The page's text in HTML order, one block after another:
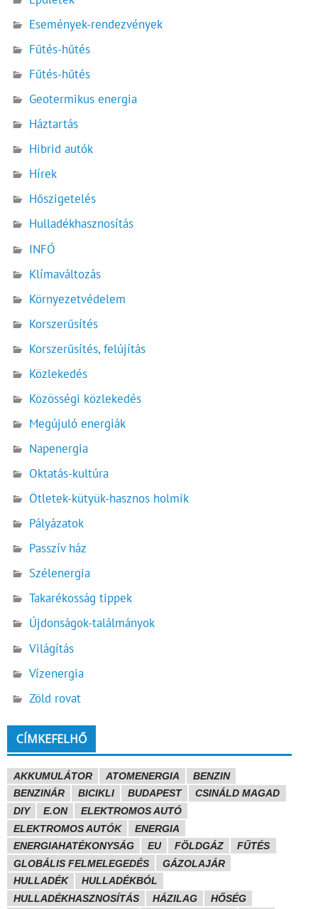
Események-rendezvények
Fűtés-hűtés
Fűtés-hűtés
Geotermikus energia
Háztartás
Hibrid autók
Hírek
Hőszigetelés
Hulladékhasznosítás
INFÓ
Klímaváltozás
Környezetvédelem
Korszerűsítés
Korszerűsítés, felújítás
Közlekedés
Közösségi közlekedés
Megújuló energiák
Napenergia
Oktatás-kultúra
Ötletek-kütyük-hasznos holmik
Pályázatok
Passzív ház
Szélenergia
Takarékosság tippek
Újdonságok-találmányok
Világítás
Vízenergia
Zöld rovat
CÍMKEFELHŐ
AKKUMULÁTOR ATOMENERGIA
BENZIN
BENZINÁR
BICIKLI BUDAPEST
CSINÁLD MAGAD
DIY
E.ON
ELEKTROMOS AUTÓ
ELEKTROMOS AUTÓK
ENERGIA
ENERGIAHATÉKONYSÁG
EU FÖLDGÁZ
FŰTÉS
GLOBÁLIS FELMELEGEDÉS
GÁZOLAJÁR
HULLADÉK
HULLADÉKBÓL
HULLADÉKHASZNOSÍTÁS
HÁZILAG
HŐSÉG